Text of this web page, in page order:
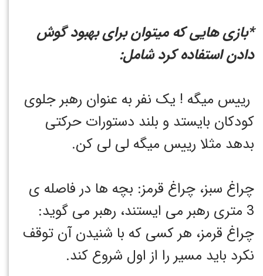
*بازی هایی که میتوان برای بهبود گوش
دادن استفاده کرد شامل:
رییس میگه ! یک نفر به عنوان رهبر جلوی
کودکان بایستد و بلند دستورات حرکتی
بدهد مثلا رییس میگه لی لی کن.
چراغ سبز، چراغ قرمز: بچه ها در فاصله ی
3 متری رهبر می ایستند، رهبر می گوید:
چراغ قرمز، هر کسی که با شنیدن آن توقف
نکرد باید مسیر را از اول شروع کند.